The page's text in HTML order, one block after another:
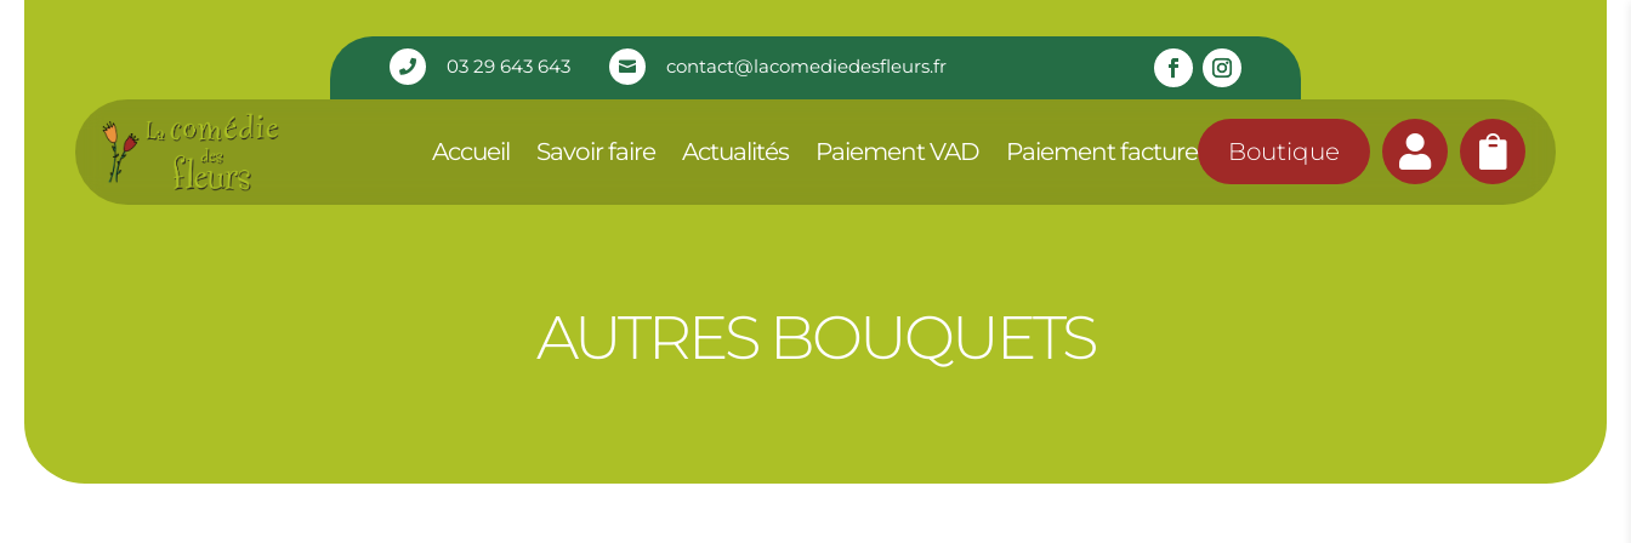
 03 29 643 643  contact@lacomediedesfleurs.fr
Accueil Savoir faire Actualités Paiement VAD Paiement facture Boutique  
AUTRES BOUQUETS